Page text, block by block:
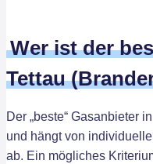
Wer ist der
Tettau
Der „beste“ Gasanbieter
und hängt von
ab. Ein mögliches